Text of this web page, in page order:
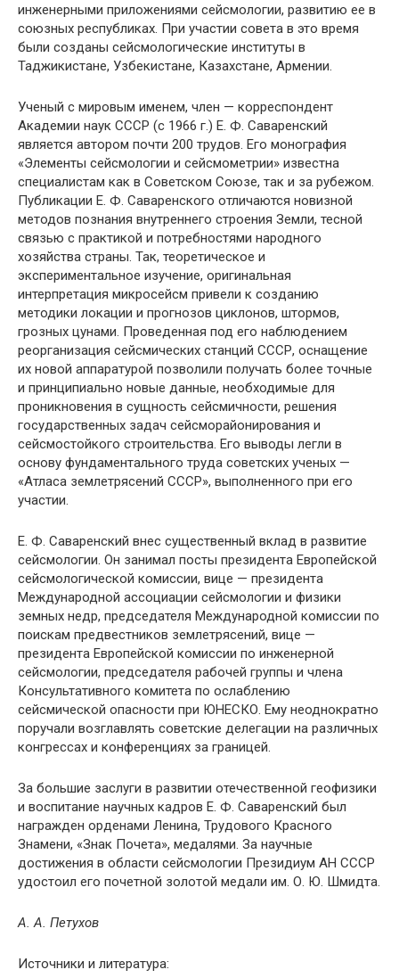
инженерными приложениями сейсмологии, развитию ее в
союзных республиках. При участии совета в это время
были созданы сейсмологические институты в
Таджикистане, Узбекистане, Казахстане, Армении.
Ученый с мировым именем, член — корреспондент
Академии наук СССР (с 1966 г.) Е. Ф. Саваренский
является автором почти 200 трудов. Его монография
«Элементы сейсмологии и сейсмометрии» известна
специалистам как в Советском Союзе, так и за рубежом.
Публикации Е. Ф. Саваренского отличаются новизной
методов познания внутреннего строения Земли, тесной
связью с практикой и потребностями народного
хозяйства страны. Так, теоретическое и
экспериментальное изучение, оригинальная
интерпретация микросейсм привели к созданию
методики локации и прогнозов циклонов, штормов,
грозных цунами. Проведенная под его наблюдением
реорганизация сейсмических станций СССР, оснащение
их новой аппаратурой позволили получать более точные
и принципиально новые данные, необходимые для
проникновения в сущность сейсмичности, решения
государственных задач сейсморайонирования и
сейсмостойкого строительства. Его выводы легли в
основу фундаментального труда советских ученых —
«Атласа землетрясений СССР», выполненного при его
участии.
Е. Ф. Саваренский внес существенный вклад в развитие
сейсмологии. Он занимал посты президента Европейской
сейсмологической комиссии, вице — президента
Международной ассоциации сейсмологии и физики
земных недр, председателя Международной комиссии по
поискам предвестников землетрясений, вице —
президента Европейской комиссии по инженерной
сейсмологии, председателя рабочей группы и члена
Консультативного комитета по ослаблению
сейсмической опасности при ЮНЕСКО. Ему неоднократно
поручали возглавлять советские делегации на различных
конгрессах и конференциях за границей.
За большие заслуги в развитии отечественной геофизики
и воспитание научных кадров Е. Ф. Саваренский был
награжден орденами Ленина, Трудового Красного
Знамени, «Знак Почета», медалями. За научные
достижения в области сейсмологии Президиум АН СССР
удостоил его почетной золотой медали им. О. Ю. Шмидта.
А. А. Петухов
Источники и литература: